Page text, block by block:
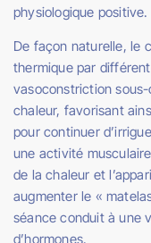
physiologique positive.
De façon naturelle, le
thermique par
vasoconstriction
chaleur, favorisant
pour continuer
une activité
de la chaleur et
augmenter le «
séance conduit à une
d’hormones.